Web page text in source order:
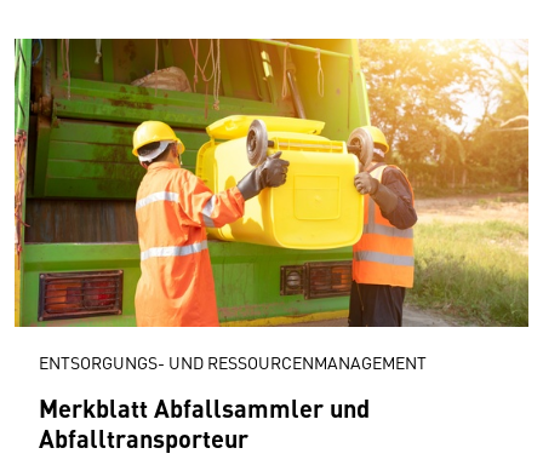
ENTSORGUNGS- UND RESSOURCENMANAGEMENT
Merkblatt Abfallsammler und
Abfalltransporteur